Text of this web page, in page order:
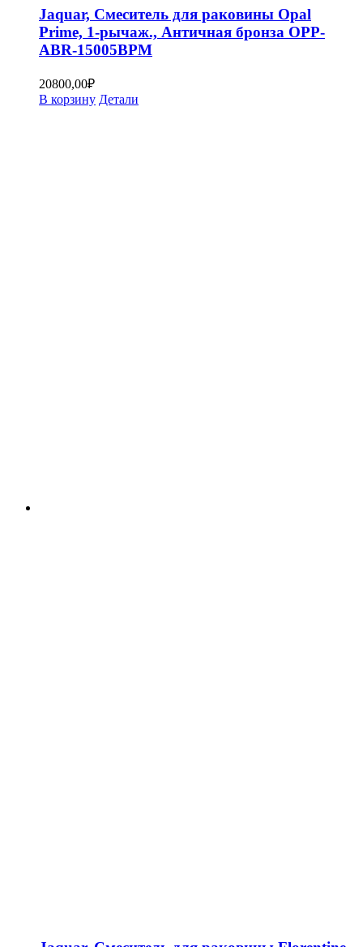
Jaquar, Смеситель для раковины Opal
Prime, 1-рычаж., Античная бронза OPP-
ABR-15005BPM
20800,00₽
В корзину Детали